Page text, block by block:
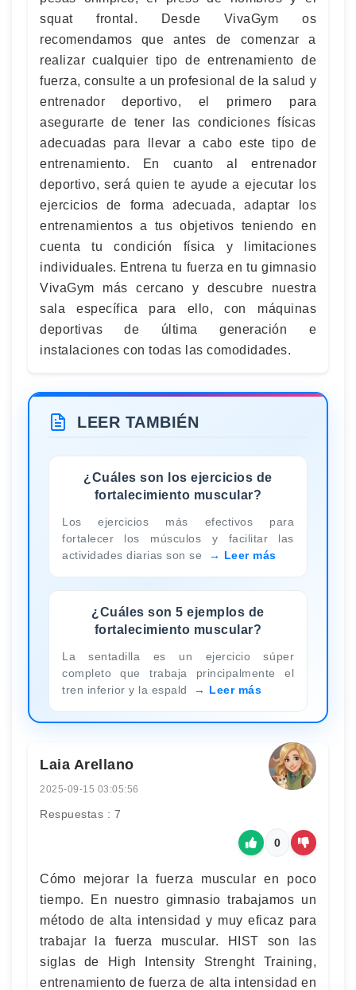
squat frontal. Desde VivaGym os
recomendamos que antes de comenzar a
realizar cualquier tipo de entrenamiento de
fuerza, consulte a un profesional de la salud y
entrenador deportivo, el primero para
asegurarte de tener las condiciones físicas
adecuadas para llevar a cabo este tipo de
entrenamiento. En cuanto al entrenador
deportivo, será quien te ayude a ejecutar los
ejercicios de forma adecuada, adaptar los
entrenamientos a tus objetivos teniendo en
cuenta tu condición física y limitaciones
individuales. Entrena tu fuerza en tu gimnasio
VivaGym más cercano y descubre nuestra
sala específica para ello, con máquinas
deportivas de última generación e
instalaciones con todas las comodidades.
LEER TAMBIÉN
¿Cuáles son los ejercicios de
fortalecimiento muscular?
Los ejercicios más efectivos para
fortalecer los músculos y facilitar las
actividades diarias son se
Leer más
¿Cuáles son 5 ejemplos de
fortalecimiento muscular?
La sentadilla es un ejercicio súper
completo que trabaja principalmente el
tren inferior y la espald
Leer más
Laia Arellano
2025-09-15 03:05:56
Respuestas : 7
0
Cómo mejorar la fuerza muscular en poco
tiempo. En nuestro gimnasio trabajamos un
método de alta intensidad y muy eficaz para
trabajar la fuerza muscular. HIST son las
siglas de High Intensity Strenght Training,
entrenamiento de fuerza de alta intensidad en